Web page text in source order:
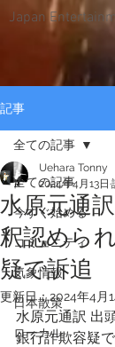
Japan
記事
全ての記事
今すぐ始める
コミュニティ
気象情報
日本散策
ローカル
全ての記事
水原元通
釈認めら
疑で訴追
Uehara Tonny
2024年4月13日
更新日：2024年4月
水原元通訳 出
銀行詐欺容疑